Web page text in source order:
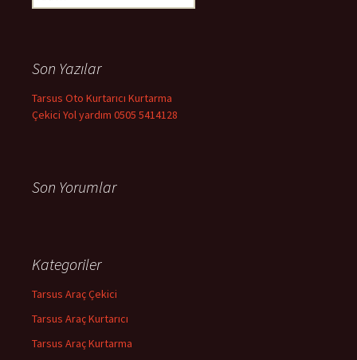
r
:Son Yazılar
Tarsus Oto Kurtarıcı Kurtarma
Çekici Yol yardım 0505 5414128
Son Yorumlar
Kategoriler
Tarsus Araç Çekici
Tarsus Araç Kurtarıcı
Tarsus Araç Kurtarma